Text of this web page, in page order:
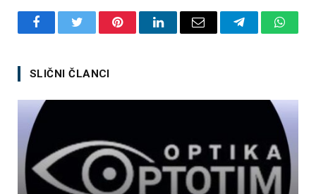
FacebookTwitter PinterestLinkedInEmail Telegram
SLIČNI ČLANCI